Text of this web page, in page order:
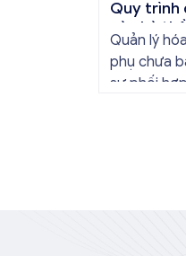
Quy trình
và nhà
Quản lý
phụ chưa
sự phối
chủ động